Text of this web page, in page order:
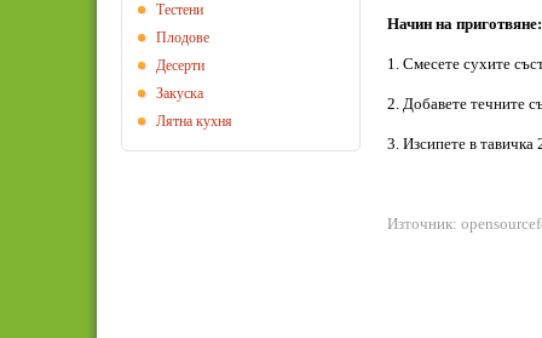
Начин на приготвяне:
1. Смесете сухите
2. Добавете течните
3. Изсипете в
Източник:
Тестени
Плодове
Десерти
Закуска
Лятна кухня